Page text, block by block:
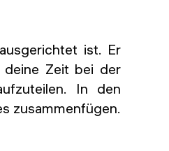
ist. Er
deine Zeit bei der
In den
zusammenfügen.